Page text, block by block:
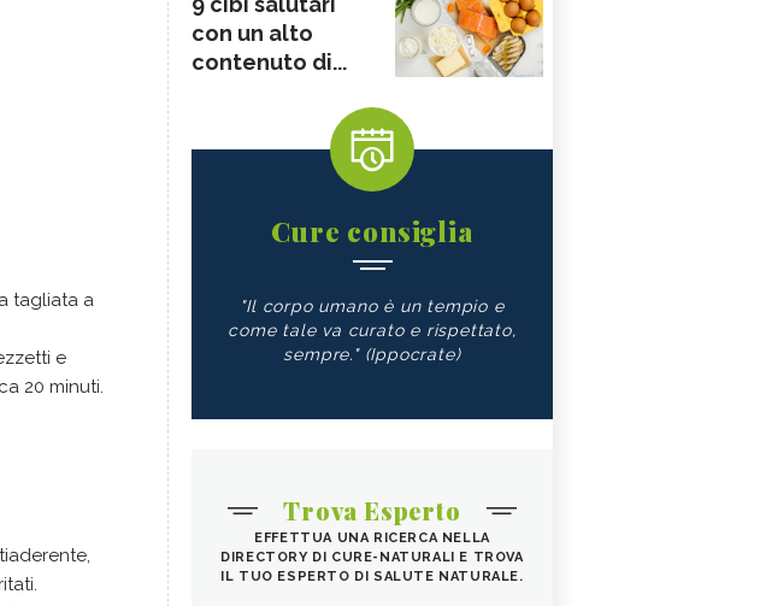
tagliata a
e
20 minuti.
con un alto
contenuto di...
Cure consiglia
"Il corpo umano è un tempio e
come tale va curato e rispettato,
sempre." (Ippocrate)
Trova Esperto
EFFETTUA UNA RICERCA NELLA
DIRECTORY DI CURE-NATURALI E TROVA
IL TUO ESPERTO DI SALUTE NATURALE.